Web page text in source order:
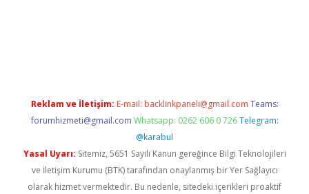
Reklam ve İletişim: E-mail: backlinkpaneli@gmail.com Teams:
forumhizmeti@gmail.com Whatsapp: 0262 606 0 726 Telegram:
@karabul
Yasal Uyarı: Sitemiz, 5651 Sayılı Kanun gereğince Bilgi Teknolojileri
ve İletişim Kurumu (BTK) tarafından onaylanmış bir Yer Sağlayıcı
olarak hizmet vermektedir. Bu nedenle, sitedeki içerikleri proaktif